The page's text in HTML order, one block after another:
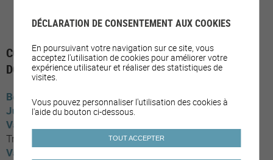
COMMUNES AYANT MIS EN PLACE LE SOUS-
DOMAINE
Berne
Jura
Moutier
Valais
Trient
Savièse Orsières
Vaud
DÉCLARATION DE CONSENTEMENT AUX COOKIES
En poursuivant votre navigation sur ce site, vous
acceptez l'utilisation de cookies pour améliorer votre
expérience utilisateur et réaliser des statistiques de
visites.
Vous pouvez personnaliser l'utilisation des cookies à
l'aide du bouton ci-dessous.
TOUT ACCEPTER